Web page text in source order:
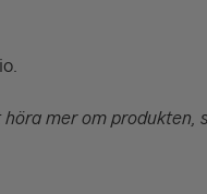
mer om produkten,